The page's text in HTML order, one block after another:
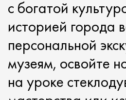
с богатой
историей города
персональной
музеям, освойте
на уроке